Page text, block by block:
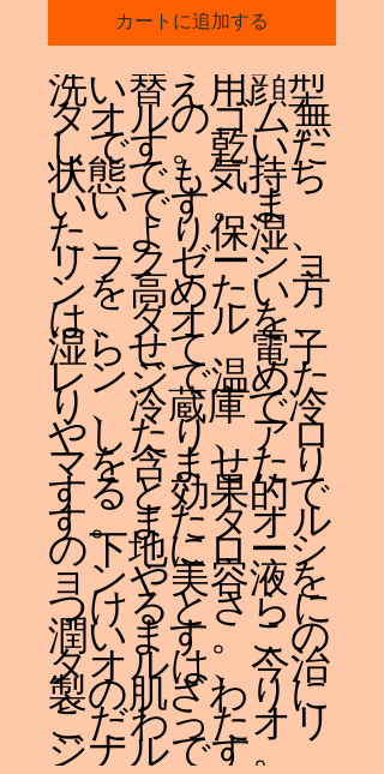
カートに追加する
洗い替え用顔型
タオルのゴム無
しです。乾いた
状態でも気持ち
いいです。ま
た、より保湿、
リラクゼーショ
ンを高めたい方
は、タオルを、
湿らせて、電子
レンジで温めた
り、冷蔵庫で冷
やしたり、アロ
マを含ませたり
すると効果的で
す。またタオル
の下地にローシ
ョンや美容液を
つけるとさらに
潤います。この
タオルは、今治
製の肌ざわりに
こだわったオリ
ジナルです。